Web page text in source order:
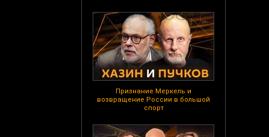
Признание Меркель и
возвращение России в большой
спорт